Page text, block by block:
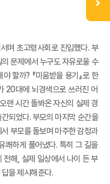
며 초고령사회로 진입했다. 부
문제에서 누구도 자유로울 수
할까? 『미움받을 용기』로 한
20대에 뇌경색으로 쓰러진 어
랜 시간 돌봐온 자신의 실제 경
간되었다. 부모의 마지막 순간을
부모를 돌보며 마주한 감정과
쾌하게 풀어냈다. 특히 그 길을
전해, 실제 일상에서 나이 든 부
을 제시해준다.